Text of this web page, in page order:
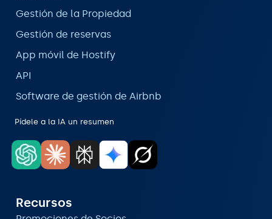
Gestión de la Propiedad
Gestión de reservas
App móvil de Hostify
API
Software de gestión de Airbnb
Pídele a la IA un resumen
Recursos